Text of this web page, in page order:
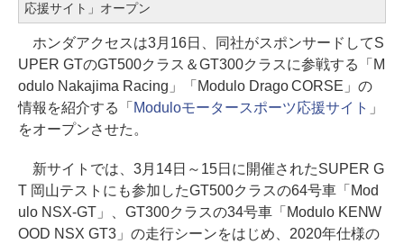
応援サイト」オープン
ホンダアクセスは3月16日、同社がスポンサードしてS
UPER GTのGT500クラス＆GT300クラスに参戦する「M
odulo Nakajima Racing」「Modulo Drago CORSE」の
情報を紹介する「 Moduloモータースポーツ応援サイト 」
をオープンさせた。
新サイトでは、3月14日～15日に開催されたSUPER G
T 岡山テストにも参加したGT500クラスの64号車「Mod
ulo NSX-GT」、GT300クラスの34号車「Modulo KENW
OOD NSX GT3」の走行シーンをはじめ、2020年仕様の